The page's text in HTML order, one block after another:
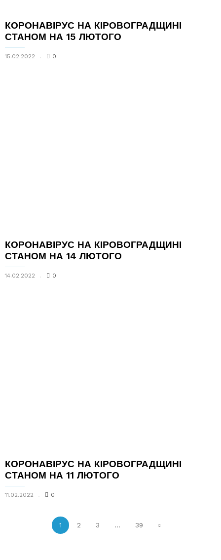
КОРОНАВІРУС НА КІРОВОГРАДЩИНІ
СТАНОМ НА 15 ЛЮТОГО
15.02.2022 0
КОРОНАВІРУС НА КІРОВОГРАДЩИНІ
СТАНОМ НА 14 ЛЮТОГО
14.02.2022 0
КОРОНАВІРУС НА КІРОВОГРАДЩИНІ
СТАНОМ НА 11 ЛЮТОГО
11.02.2022 0
1 2 3 ... 39